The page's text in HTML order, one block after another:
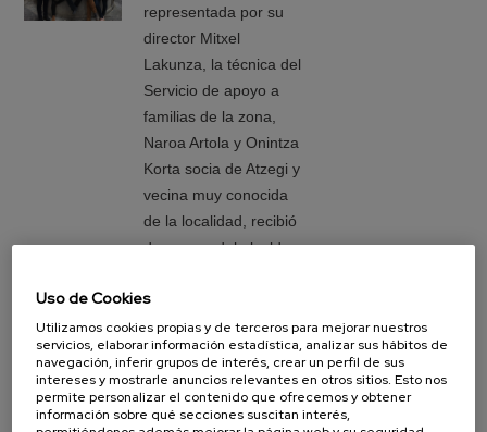
representada por su
director Mitxel
Lakunza, la técnica del
Servicio de apoyo a
familias de la zona,
Naroa Artola y Onintza
Korta socia de Atzegi y
vecina muy conocida
de la localidad, recibió
de manos del alcalde
la concejala de
Igualdad Kristina
Vicente un cheque de
1.833 euros. Esta
donación corresponde
Uso de Cookies
Utilizamos cookies propias y de terceros para mejorar nuestros
servicios, elaborar información estadística, analizar sus hábitos de
navegación, inferir grupos de interés, crear un perfil de sus
intereses y mostrarle anuncios relevantes en otros sitios. Esto nos
permite personalizar el contenido que ofrecemos y obtener
información sobre qué secciones suscitan interés,